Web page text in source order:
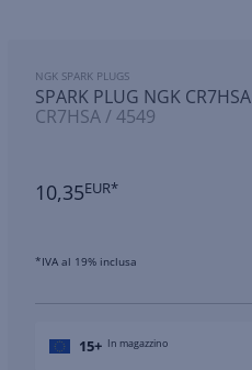
NGK SPARK PLUGS
SPARK PLUG NGK CR7HSA
CR7HSA / 4549
10,35EUR*
*IVA al 19% inclusa
15+ In magazzino